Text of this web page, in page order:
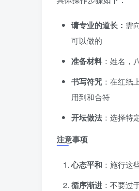
请专业的道长： 需
可以做的
准备材料：姓名，
书写符咒 ：在红纸
用到和合符
开坛做法 ：选择特
注意事项
心态平和 ：施行这
循序渐进 ：不要过